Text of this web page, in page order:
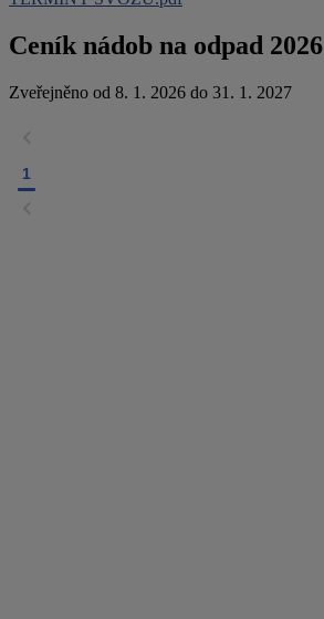
Ceník nádob na odpad 2026
Zveřejněno od 8. 1. 2026 do 31. 1. 2027
1